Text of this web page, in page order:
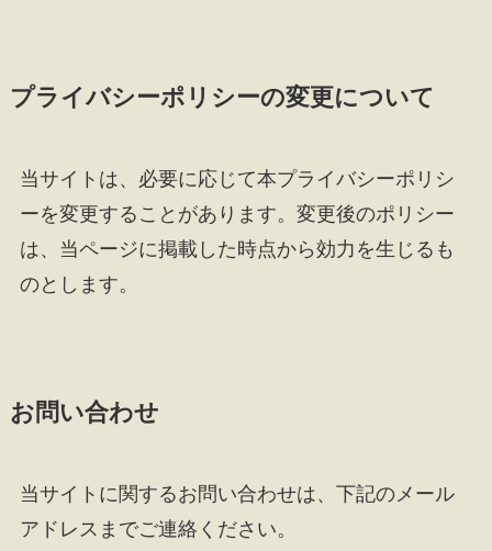
プライバシーポリシーの変更について
当サイトは、必要に応じて本プライバシーポリシ
ーを変更することがあります。変更後のポリシー
は、当ページに掲載した時点から効力を生じるも
のとします。
お問い合わせ
当サイトに関するお問い合わせは、下記のメール
アドレスまでご連絡ください。